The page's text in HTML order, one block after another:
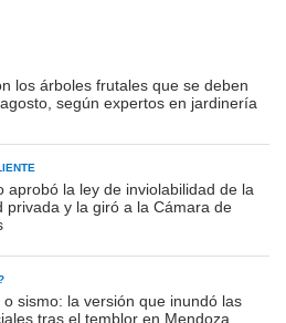
los árboles frutales que se deben
según expertos en jardinería
aprobó la ley de inviolabilidad de la
privada y la giró a la Cámara de
o sismo: la versión que inundó las
tras el temblor en Mendoza